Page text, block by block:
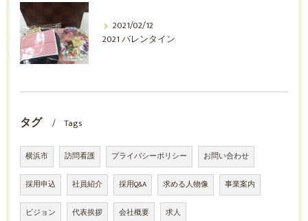
2021/02/12
2021 バレンタイン
タグ Tags
横浜市 訪問看護 プライバシーポリシー お問い合わせ
採用申込 社員紹介 採用Q&A 求める人物像 事業案内
ビジョン 代表挨拶 会社概要 求人